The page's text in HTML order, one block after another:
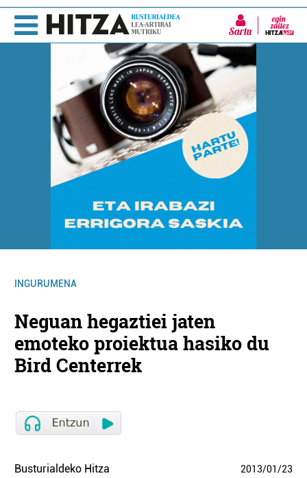
Sartu
INGURUMENA
Neguan hegaztiei jaten
emoteko proiektua hasiko du
Bird Centerrek
Busturialdeko Hitza 2013/01/23